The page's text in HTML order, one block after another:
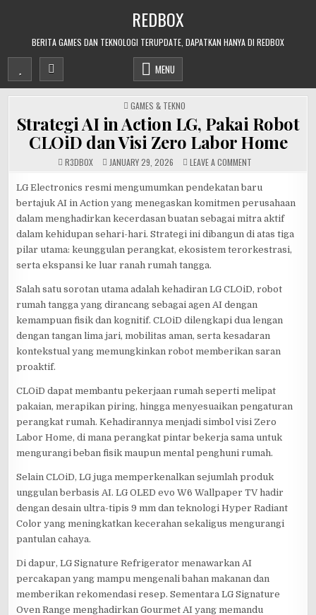
REDBOX
BERITA GAMES DAN TEKNOLOGI TERUPDATE, DAPATKAN HANYA DI REDBOX
MENU
POSTED
IN
GAMES & TEKNO
Strategi AI in Action LG, Pakai Robot
CLOiD dan Visi Zero Labor Home
R3DB0X JANUARY 29, 2026 LEAVE A COMMENTON
IN
LG,
PAKAI
ROBOT
CLOID
DAN
VISI
ZERO
LG Electronics resmi mengumumkan pendekatan baru
bertajuk AI in Action yang menegaskan komitmen perusahaan
dalam menghadirkan kecerdasan buatan sebagai mitra aktif
dalam kehidupan sehari-hari. Strategi ini dibangun di atas tiga
pilar utama: keunggulan perangkat, ekosistem terorkestrasi,
serta ekspansi ke luar ranah rumah tangga.
Salah satu sorotan utama adalah kehadiran LG CLOiD, robot
rumah tangga yang dirancang sebagai agen AI dengan
kemampuan fisik dan kognitif. CLOiD dilengkapi dua lengan
dengan tangan lima jari, mobilitas aman, serta kesadaran
kontekstual yang memungkinkan robot memberikan saran
proaktif.
CLOiD dapat membantu pekerjaan rumah seperti melipat
pakaian, merapikan piring, hingga menyesuaikan pengaturan
perangkat rumah. Kehadirannya menjadi simbol visi Zero
Labor Home, di mana perangkat pintar bekerja sama untuk
mengurangi beban fisik maupun mental penghuni rumah.
Selain CLOiD, LG juga memperkenalkan sejumlah produk
unggulan berbasis AI. LG OLED evo W6 Wallpaper TV hadir
dengan desain ultra-tipis 9 mm dan teknologi Hyper Radiant
Color yang meningkatkan kecerahan sekaligus mengurangi
pantulan cahaya.
Di dapur, LG Signature Refrigerator menawarkan AI
percakapan yang mampu mengenali bahan makanan dan
memberikan rekomendasi resep. Sementara LG Signature
Oven Range menghadirkan Gourmet AI yang memandu